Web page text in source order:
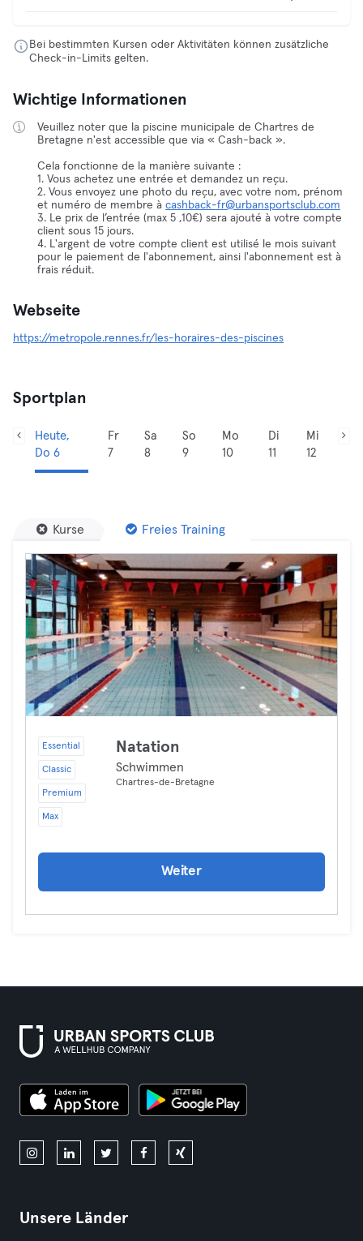
Bei bestimmten Kursen oder Aktivitäten können zusätzliche
Check-in-Limits gelten.
Wichtige Informationen
Veuillez noter que la piscine municipale de Chartres de
Bretagne n'est accessible que via « Cash-back ».
Cela fonctionne de la manière suivante :
1. Vous achetez une entrée et demandez un reçu.
2. Vous envoyez une photo du reçu, avec votre nom, prénom
et numéro de membre à cashback-fr@urbansportsclub.com
3. Le prix de l’entrée (max 5 ,10€) sera ajouté à votre compte
client sous 15 jours.
4. L'argent de votre compte client est utilisé le mois suivant
pour le paiement de l'abonnement, ainsi l'abonnement est à
frais réduit.
Webseite
https://metropole.rennes.fr/les-horaires-des-piscines
Sportplan
Heute,
Do 6
Fr
7
Sa
8
So
9
Mo
10
Di
11
Mi
12
Kurse Freies Training
Essential
Classic
Premium
Max
Natation
Schwimmen
Chartres-de-Bretagne
Weiter
Unsere Länder